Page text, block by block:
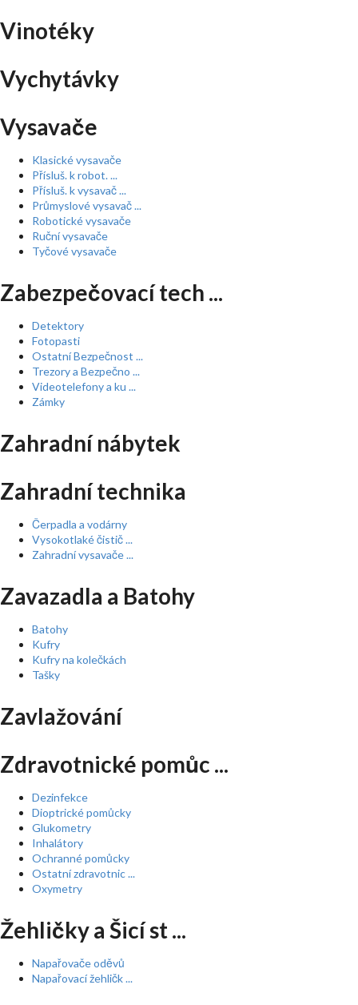
Vinotéky
Vychytávky
Vysavače
Klasické vysavače
Přísluš. k robot. ...
Přísluš. k vysavač ...
Průmyslové vysavač ...
Robotické vysavače
Ruční vysavače
Tyčové vysavače
Zabezpečovací tech ...
Detektory
Fotopasti
Ostatní Bezpečnost ...
Trezory a Bezpečno ...
Videotelefony a ku ...
Zámky
Zahradní nábytek
Zahradní technika
Čerpadla a vodárny
Vysokotlaké čistič ...
Zahradní vysavače ...
Zavazadla a Batohy
Batohy
Kufry
Kufry na kolečkách
Tašky
Zavlažování
Zdravotnické pomůc ...
Dezinfekce
Dioptrické pomůcky
Glukometry
Inhalátory
Ochranné pomůcky
Ostatní zdravotnic ...
Oxymetry
Žehličky a Šicí st ...
Napařovače oděvů
Napařovací žehličk ...